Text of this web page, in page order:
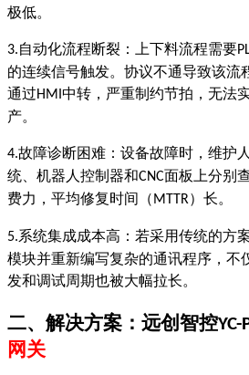
极低。
3.自动化流程断裂：上下料流程需要
的连续信号触发。协议不通导致该流
通过HMI 中转，严重制约节拍，无法
产。
4.故障诊断困难：设备故障时，维护
统、机器人控制器和CNC面板上分别
费力，平均修复时间（ MTTR）长。
5.系统集成成本高：若采用传统的方
模块并重新编写复杂的通讯程序，不
发和调试周期也被大幅拉长。
二、解决方案：远创智控
网关